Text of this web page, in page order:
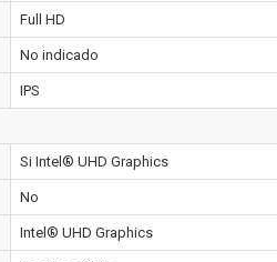
Full HD
No indicado
IPS
Si Intel® UHD Graphics
No
Intel® UHD Graphics